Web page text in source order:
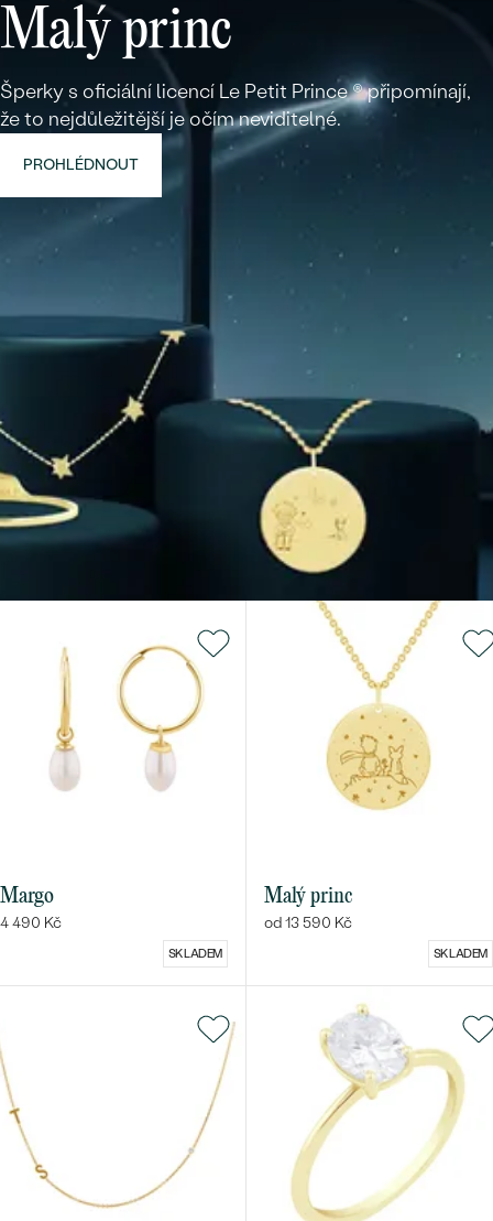
Malý princ
Šperky s oficiální licencí Le Petit Prince ® připomínají,
že to nejdůležitější je očím neviditelné.
PROHLÉDNOUT
Margo
4 490 Kč
SKLADEM
Malý princ
od 13 590 Kč
SKLADEM